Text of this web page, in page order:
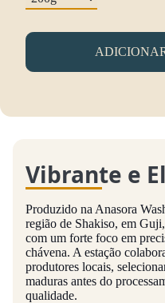
Vibrante e
Produzido na Anasora
região de Shakiso, em
com um forte foco em
chávena. A estação
produtores locais,
maduras antes do
qualidade.